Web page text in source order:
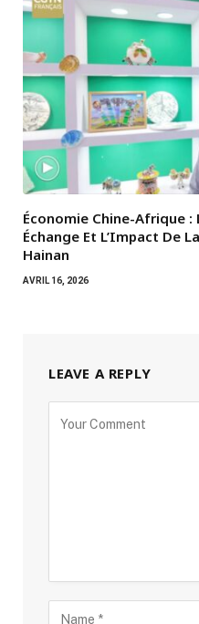
Économie Chine-Afrique :
Échange Et L’Impact De
Hainan
AVRIL 16, 2026
LEAVE A REPLY